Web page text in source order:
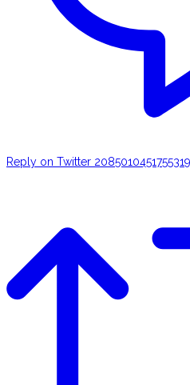
Reply on Twitter